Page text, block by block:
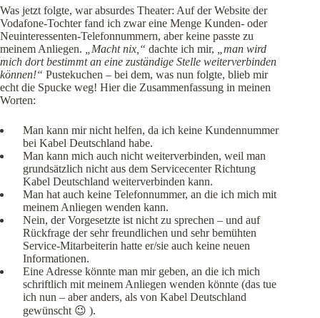
Was jetzt folgte, war absurdes Theater: Auf der Website der
Vodafone-Tochter fand ich zwar eine Menge Kunden- oder
Neuinteressenten-Telefonnummern, aber keine passte zu
meinem Anliegen.
„Macht nix,“ dachte ich mir,
„man wird
mich dort bestimmt an eine zuständige Stelle weiterverbinden
können!“ Pustekuchen – bei dem, was nun folgte, blieb mir
echt die Spucke weg! Hier die Zusammenfassung in meinen
Worten:
Man kann mir nicht helfen, da ich keine Kundennummer
bei Kabel Deutschland habe.
Man kann mich auch nicht weiterverbinden, weil man
grundsätzlich nicht aus dem Servicecenter Richtung
Kabel Deutschland weiterverbinden kann.
Man hat auch keine Telefonnummer, an die ich mich mit
meinem Anliegen wenden kann.
Nein, der Vorgesetzte ist nicht zu sprechen – und auf
Rückfrage der sehr freundlichen und sehr bemühten
Service-Mitarbeiterin hatte er/sie auch keine neuen
Informationen.
Eine Adresse könnte man mir geben, an die ich mich
schriftlich mit meinem Anliegen wenden könnte (das tue
ich nun – aber anders, als von Kabel Deutschland
gewünscht 😉 ).